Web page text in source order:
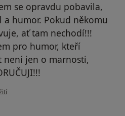
se opravdu pobavila,
humor. Pokud někomu
ať tam nechodí!!!
pro humor, kteří
není jen o marnosti,
Pacient